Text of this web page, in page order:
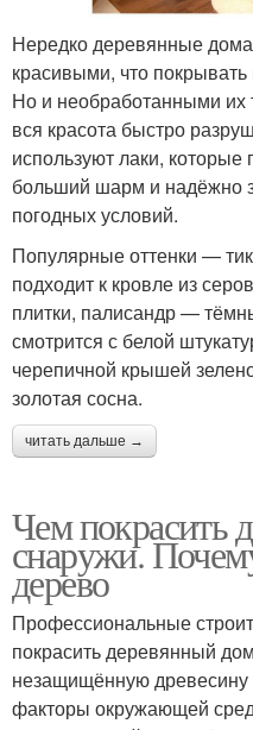
Нередко деревянные
красивыми, что
Но и необработанными их
вся красота быстро
используют лаки,
больший шарм и надёжно
погодных условий.
Популярные оттенки —
подходит к кровле из
плитки, палисандр —
смотрится с белой
черепичной крышей
золотая сосна.
читать дальше →
Чем покрасить
снаружи.
дерево
Профессиональные
покрасить деревянный
незащищённую древесину
факторы окружающей